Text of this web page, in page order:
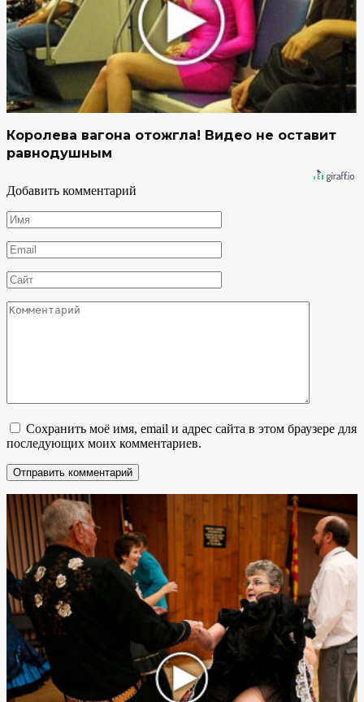
Королева вагона отожгла! Видео не оставит
равнодушным
Добавить комментарий
Имя
*
Email
*
Сайт
Комментарий
Сохранить моё имя, email и адрес сайта в этом браузере для
последующих моих комментариев.